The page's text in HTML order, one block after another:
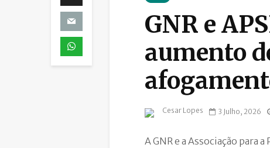
GNR e
aumento
Cesar Lopes 3 Julho, 2026
A GNR e a Associação para